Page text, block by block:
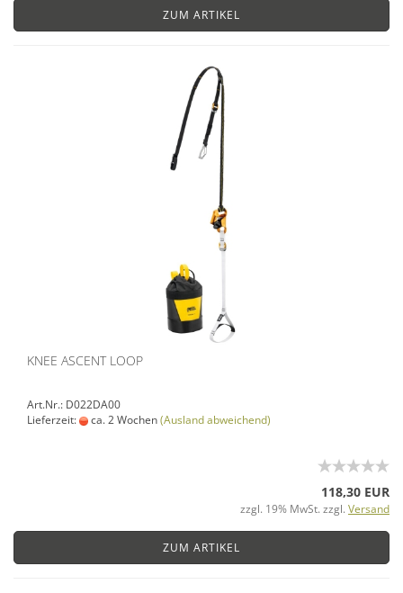
ZUM ARTIKEL
KNEE ASCENT LOOP
Art.Nr.: D022DA00
Lieferzeit:
ca. 2 Wochen(Ausland abweichend)
118,30 EUR
zzgl. 19% MwSt. zzgl. Versand
ZUM ARTIKEL